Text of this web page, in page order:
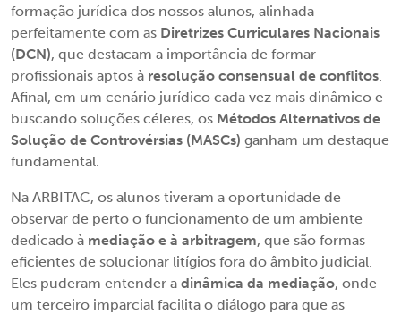
formação jurídica dos nossos alunos, alinhada
perfeitamente com as Diretrizes Curriculares Nacionais
(DCN), que destacam a importância de formar
profissionais aptos à resolução consensual de conflitos.
Afinal, em um cenário jurídico cada vez mais dinâmico e
buscando soluções céleres, os Métodos Alternativos de
Solução de Controvérsias (MASCs) ganham um destaque
fundamental.
Na ARBITAC, os alunos tiveram a oportunidade de
observar de perto o funcionamento de um ambiente
dedicado à mediação e à arbitragem, que são formas
eficientes de solucionar litígios fora do âmbito judicial.
Eles puderam entender a dinâmica da mediação, onde
um terceiro imparcial facilita o diálogo para que as